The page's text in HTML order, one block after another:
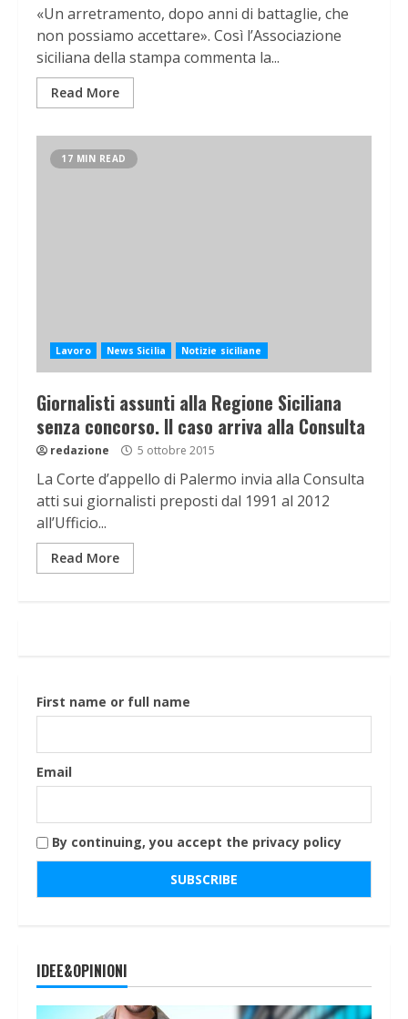
«Un arretramento, dopo anni di battaglie, che
non possiamo accettare». Così l’Associazione
siciliana della stampa commenta la...
Read More
17 MIN READ
Lavoro News Sicilia Notizie siciliane
Giornalisti assunti alla Regione Siciliana
senza concorso. Il caso arriva alla Consulta
redazione 5 ottobre 2015
La Corte d’appello di Palermo invia alla Consulta
atti sui giornalisti preposti dal 1991 al 2012
all’Ufficio...
Read More
First name or full name
Email
By continuing, you accept the privacy policy
IDEE&OPINIONI